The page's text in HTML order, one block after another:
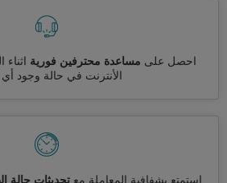
احصل على مساعدة محترفين فورية
الأنترنت في حالة وجود
استمتع بشفافية المعاملة مع تحديثات حالة